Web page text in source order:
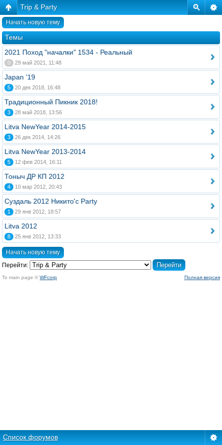
Trip & Party
Начать новую тему
Темы
2021 Поход "началки" 1534 - Реальный
0 29 май 2021, 11:48
Japan '19
5 20 дек 2018, 16:48
Традиционный Пикник 2018!
3 28 май 2018, 13:56
Litva NewYear 2014-2015
3 26 дек 2014, 14:26
Litva NewYear 2013-2014
5 12 фев 2014, 16:11
Тоныч ДР КП 2012
4 10 мар 2012, 20:43
Суздаль 2012 Никито'с Party
1 29 янв 2012, 18:57
Litva 2012
8 25 янв 2012, 13:33
Начать новую тему
Перейти:
To main page © WFcorp Полная версия
Список форумов